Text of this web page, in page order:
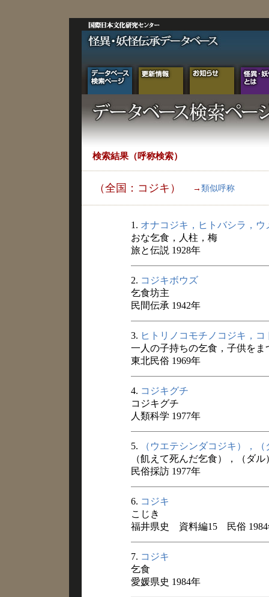
検索結果（呼称検索）
（全国：コジキ） → 類似呼称
1. オナコジキ，ヒトバシラ，ウ
おな乞食，人柱，梅
旅と伝説 1928年
2. コジキボウズ
乞食坊主
民間伝承 1942年
3. ヒトリノコモチノコジキ，
一人の子持ちの乞食，子供をま
東北民俗 1969年
4. コジキグチ
コジキグチ
人類科学 1977年
5.
（ウエテシンダコジキ），（
（飢えて死んだ乞食），（ダル
民俗採訪 1977年
6. コジキ
こじき
福井県史 資料編15 民俗 1984
7. コジキ
乞食
愛媛県史 1984年